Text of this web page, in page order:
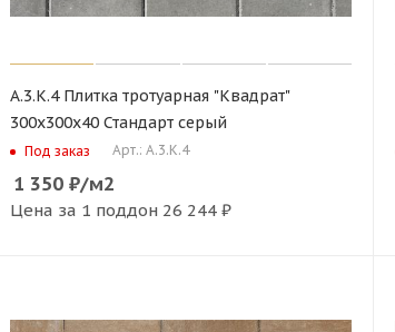
А.3.К.4 Плитка тротуарная "Квадрат"
300х300х40 Стандарт серый
Под заказ Арт.: А.3.К.4
1 350 ₽/м2
Цена за 1 поддон 26 244 ₽